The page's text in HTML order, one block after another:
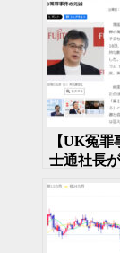
【UK冤罪
士通社長